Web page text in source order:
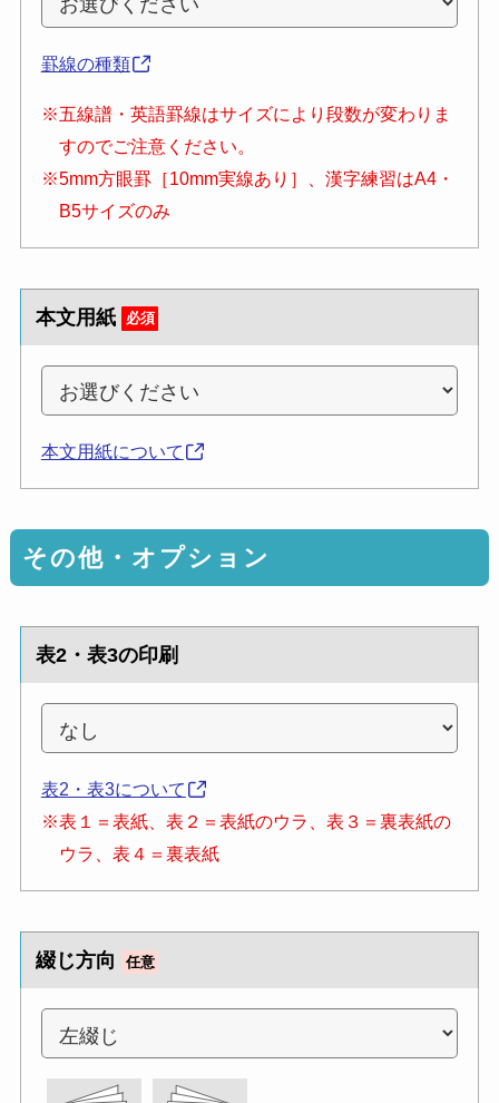
罫線の種類
※五線譜・英語罫線はサイズにより段数が変わりま
すのでご注意ください。
※5mm方眼罫［10mm実線あり］、漢字練習はA4・
B5サイズのみ
本文用紙 必須
本文用紙について
その他・オプション
表2・表3の印刷
表2・表3について
※表１＝表紙、表２＝表紙のウラ、表３＝裏表紙の
ウラ、表４＝裏表紙
綴じ方向 任意